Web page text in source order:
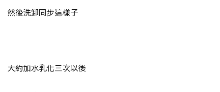
然後洗卸同步這樣子
大約加水乳化三次以後